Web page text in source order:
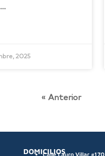
2025
« Anterior
DOMICILIOS
Calle Lauro Villar #170,